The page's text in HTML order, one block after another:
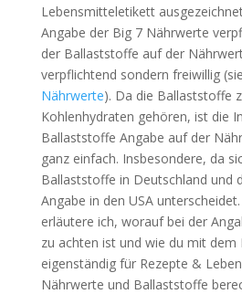
Lebensmitteletikett
Angabe der Big 7 Nährwerte
der Ballaststoffe auf der
verpflichtend sondern freiwillig
Nährwerte). Da die Ballaststoffe
Kohlenhydraten gehören, ist die
Ballaststoffe Angabe auf der
ganz einfach. Insbesondere, da
Ballaststoffe in Deutschland und
Angabe in den USA
erläutere ich, worauf bei der
zu achten ist und wie du mit dem
eigenständig für Rezepte &
Nährwerte und Ballaststoffe